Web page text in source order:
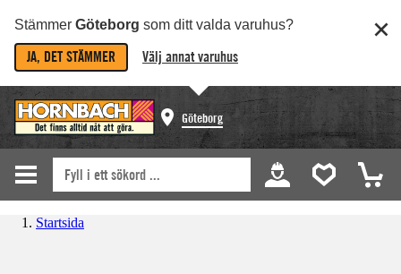
Stämmer Göteborg som ditt valda varuhus?
JA, DET STÄMMER Välj annat varuhus
Göteborg
Startsida